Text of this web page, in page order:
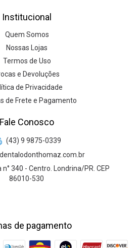
Institucional
Quem Somos
Nossas Lojas
Termos de Uso
e Devoluções
de Privacidade
de Frete e Pagamento
Fale Conosco
(43) 9 9875-0339
n° 340 - Centro. Londrina/PR. CEP
86010-530
de pagamento